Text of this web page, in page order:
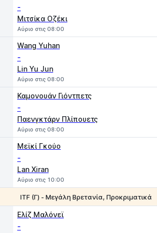
-
Μιτσίκα Οζέκι
Αύριο στις 08:00
Wang Yuhan
-
Lin Yu Jun
Αύριο στις 08:00
Καμονουάν Γιόντπετς
-
Παενγκτάρν Πλίπουετς
Αύριο στις 08:00
Μεϊκί Γκούο
-
Lan Xiran
Αύριο στις 10:00
ITF (Γ) - Μεγάλη Βρετανία, Προκριματικά
Ελίζ Μαλόνεϊ
-